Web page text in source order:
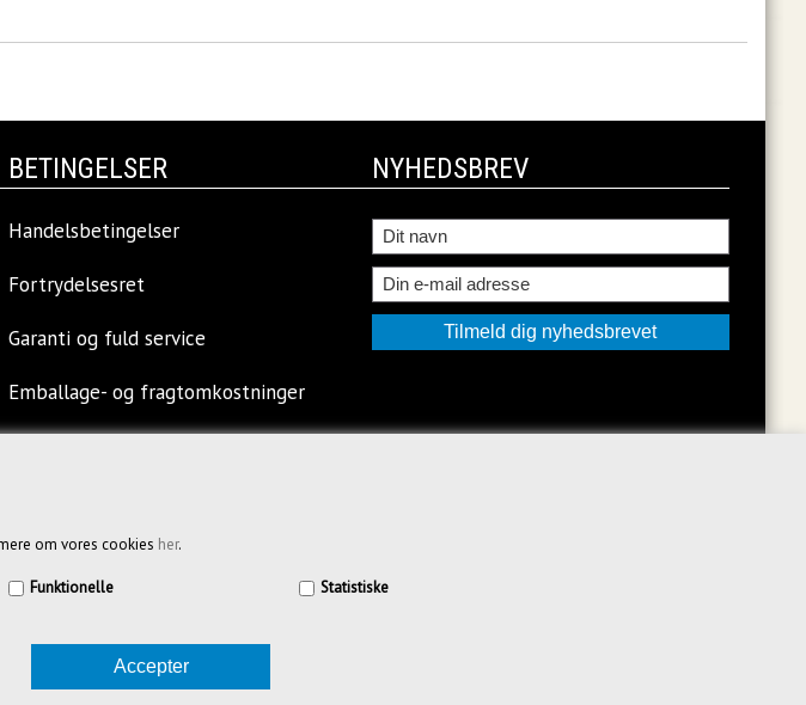
om vores cookies her.
Funktionelle Statistiske
BETINGELSER
Handelsbetingelser
Fortrydelsesret
Garanti og fuld service
Emballage- og fragtomkostninger
Vejledende priser
NYHEDSBREV